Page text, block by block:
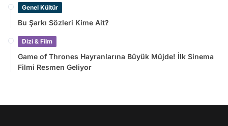
Genel Kültür
Bu Şarkı Sözleri Kime Ait?
Dizi & Film
Game of Thrones Hayranlarına Büyük Müjde! İlk Sinema
Filmi Resmen Geliyor